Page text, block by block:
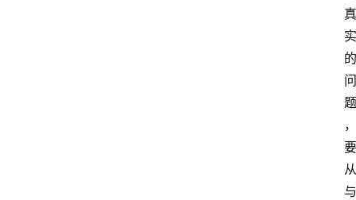
真
实
的
问
题
，
要
从
与